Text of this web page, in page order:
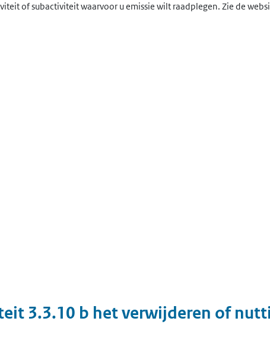
of subactiviteit waarvoor u emissie wilt raadplegen. Zie de
3.3.10 b het verwijderen of